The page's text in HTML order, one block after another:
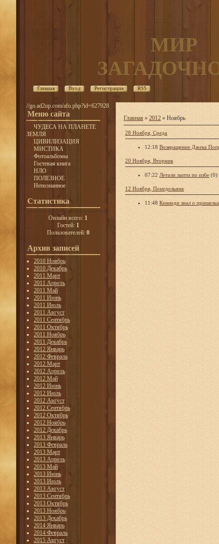
МИР
Главная Вход Регистрация RSS
//go.ad2up.com/afu.php?id=627928
Меню сайта
ЧУДЕСА НА ПЛАНЕТЕ
ЗЕМЛЯ
ЦИВИЛИЗАЦИЯ
МИСТИКА
Фотоальбомы
Гостевая книга
НЛО
ПОЛЕЗНОЕ
Непознанное
Статистика
Онлайн всего: 1
Гостей: 1
Пользователей: 0
Архив записей
2010 Ноябрь
2010 Декабрь
2011 Март
2011 Апрель
2011 Май
2011 Июнь
2011 Июль
2011 Август
2011 Сентябрь
2011 Октябрь
2011 Ноябрь
2011 Декабрь
2012 Январь
2012 Февраль
2012 Март
2012 Апрель
2012 Май
2012 Июнь
2012 Июль
2012 Август
2012 Сентябрь
2012 Октябрь
2012 Ноябрь
2012 Декабрь
2013 Январь
2013 Февраль
2013 Март
2013 Апрель
2013 Май
2013 Июнь
2013 Июль
2013 Август
2013 Сентябрь
2013 Октябрь
2013 Ноябрь
2013 Декабрь
2014 Январь
2014 Февраль
2015 Август
Главная » 2012 » Ноябрь
28 Ноября, Среда
12:18 Возвращение Джека
20 Ноября, Вторник
07:22 Летали лапти по избе (0)
12 Ноября, Понедельник
11:48 Кеннеди знал о